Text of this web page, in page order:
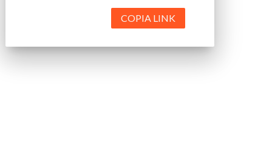
COPIA LINK